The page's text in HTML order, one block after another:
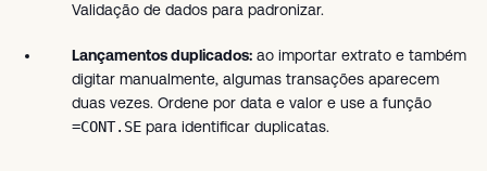
Validação de dados para padronizar.
Lançamentos duplicados: ao importar extrato e também
digitar manualmente, algumas transações aparecem
duas vezes. Ordene por data e valor e use a função
=CONT.SE para identificar duplicatas.